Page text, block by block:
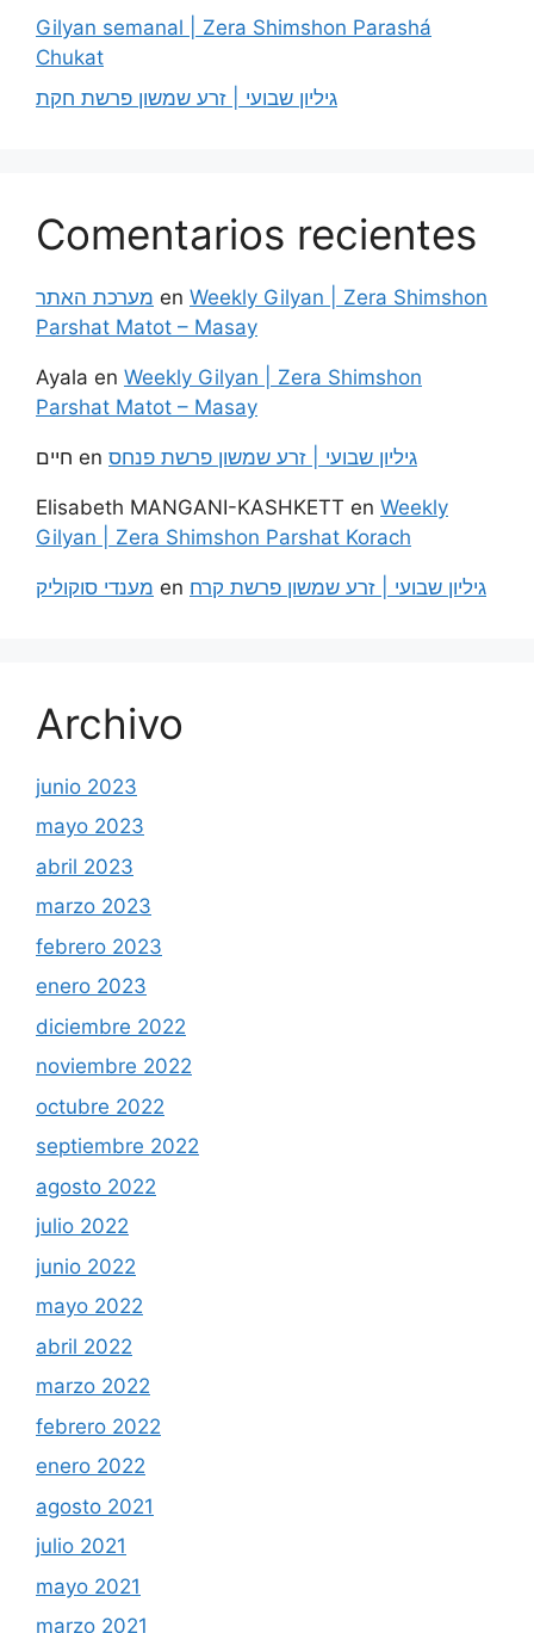
Gilyan semanal | Zera Shimshon Parashá
Chukat
גיליון שבועי | זרע שמשון פרשת חקת
Comentarios recientes
מערכת האתר en Weekly Gilyan | Zera Shimshon
Parshat Matot – Masay
Ayala en Weekly Gilyan | Zera Shimshon
Parshat Matot – Masay
חיים en גיליון שבועי | זרע שמשון פרשת פנחס
Elisabeth MANGANI-KASHKETT en Weekly
Gilyan | Zera Shimshon Parshat Korach
מענדי סוקוליק en גיליון שבועי | זרע שמשון פרשת קרח
Archivo
junio 2023
mayo 2023
abril 2023
marzo 2023
febrero 2023
enero 2023
diciembre 2022
noviembre 2022
octubre 2022
septiembre 2022
agosto 2022
julio 2022
junio 2022
mayo 2022
abril 2022
marzo 2022
febrero 2022
enero 2022
agosto 2021
julio 2021
mayo 2021
marzo 2021